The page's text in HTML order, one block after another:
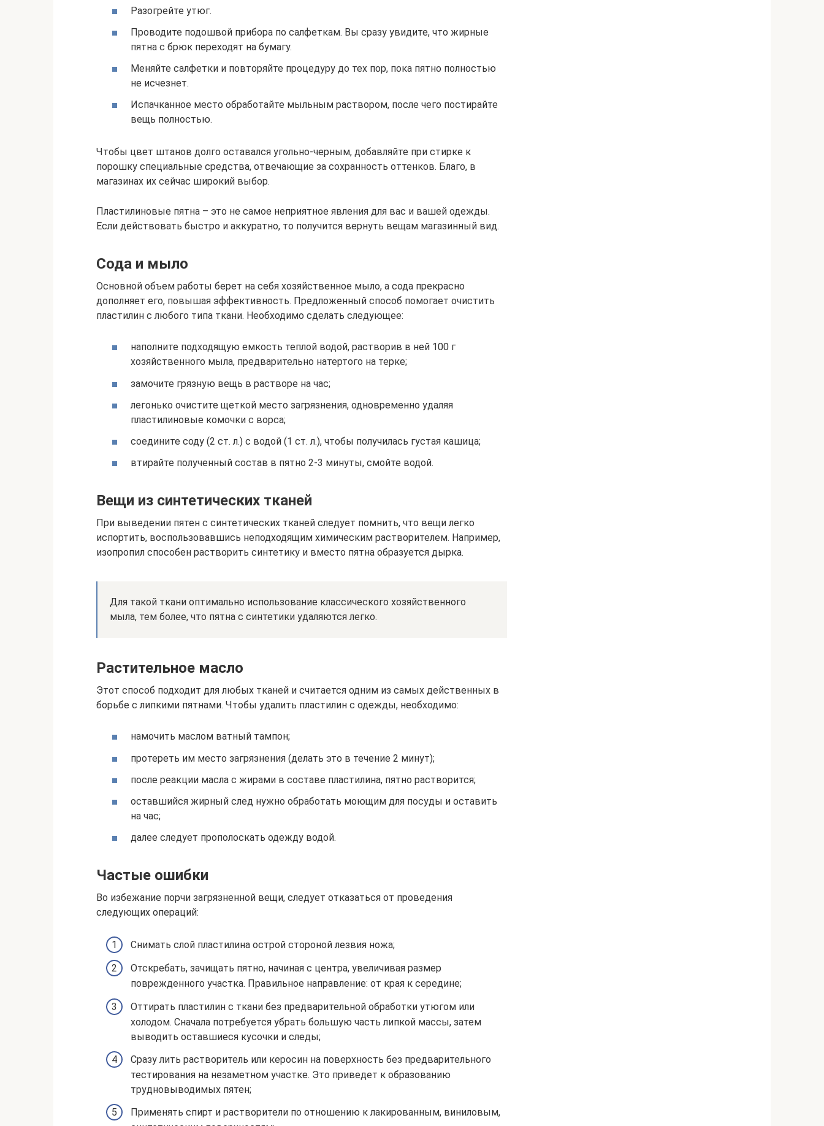
Разогрейте утюг.
Проводите подошвой прибора по салфеткам. Вы сразу увидите, что жирные
пятна с брюк переходят на бумагу.
Меняйте салфетки и повторяйте процедуру до тех пор, пока пятно полностью
не исчезнет.
Испачканное место обработайте мыльным раствором, после чего постирайте
вещь полностью.
Чтобы цвет штанов долго оставался угольно-черным, добавляйте при стирке к
порошку специальные средства, отвечающие за сохранность оттенков. Благо, в
магазинах их сейчас широкий выбор.
Пластилиновые пятна – это не самое неприятное явления для вас и вашей одежды.
Если действовать быстро и аккуратно, то получится вернуть вещам магазинный вид.
Сода и мыло
Основной объем работы берет на себя хозяйственное мыло, а сода прекрасно
дополняет его, повышая эффективность. Предложенный способ помогает очистить
пластилин с любого типа ткани. Необходимо сделать следующее:
наполните подходящую емкость теплой водой, растворив в ней 100 г
хозяйственного мыла, предварительно натертого на терке;
замочите грязную вещь в растворе на час;
легонько очистите щеткой место загрязнения, одновременно удаляя
пластилиновые комочки с ворса;
соедините соду (2 ст. л.) с водой (1 ст. л.), чтобы получилась густая кашица;
втирайте полученный состав в пятно 2-3 минуты, смойте водой.
Вещи из синтетических тканей
При выведении пятен с синтетических тканей следует помнить, что вещи легко
испортить, воспользовавшись неподходящим химическим растворителем. Например,
изопропил способен растворить синтетику и вместо пятна образуется дырка.
Для такой ткани оптимально использование классического хозяйственного
мыла, тем более, что пятна с синтетики удаляются легко.
Растительное масло
Этот способ подходит для любых тканей и считается одним из самых действенных в
борьбе с липкими пятнами. Чтобы удалить пластилин с одежды, необходимо:
намочить маслом ватный тампон;
протереть им место загрязнения (делать это в течение 2 минут);
после реакции масла с жирами в составе пластилина, пятно растворится;
оставшийся жирный след нужно обработать моющим для посуды и оставить
на час;
далее следует прополоскать одежду водой.
Частые ошибки
Во избежание порчи загрязненной вещи, следует отказаться от проведения
следующих операций:
Снимать слой пластилина острой стороной лезвия ножа;
Отскребать, зачищать пятно, начиная с центра, увеличивая размер
поврежденного участка. Правильное направление: от края к середине;
Оттирать пластилин с ткани без предварительной обработки утюгом или
холодом. Сначала потребуется убрать большую часть липкой массы, затем
выводить оставшиеся кусочки и следы;
Сразу лить растворитель или керосин на поверхность без предварительного
тестирования на незаметном участке. Это приведет к образованию
трудновыводимых пятен;
Применять спирт и растворители по отношению к лакированным, виниловым,